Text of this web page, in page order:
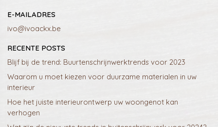
E-MAILADRES
ivo@ivoackx.be
RECENTE POSTS
Blijf bij de trend: Buurtenschrijnwerktrends voor 2023
Waarom u moet kiezen voor duurzame materialen in uw
interieur
Hoe het juiste interieurontwerp uw woongenot kan
verhogen